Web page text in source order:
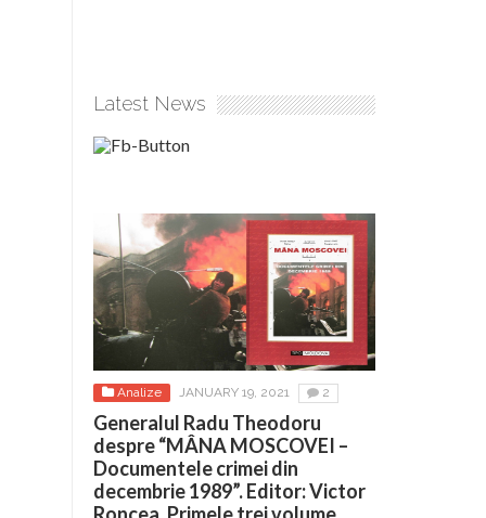
Latest News
Analize JANUARY 19, 2021 2
Generalul Radu Theodoru
despre “MÂNA MOSCOVEI –
Documentele crimei din
decembrie 1989”. Editor: Victor